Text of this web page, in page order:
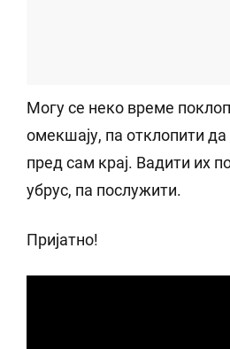
Могу се неко време
омекшају, па отклопити
пред сам крај. Вадити их
убрус, па послужити.
Пријатно!